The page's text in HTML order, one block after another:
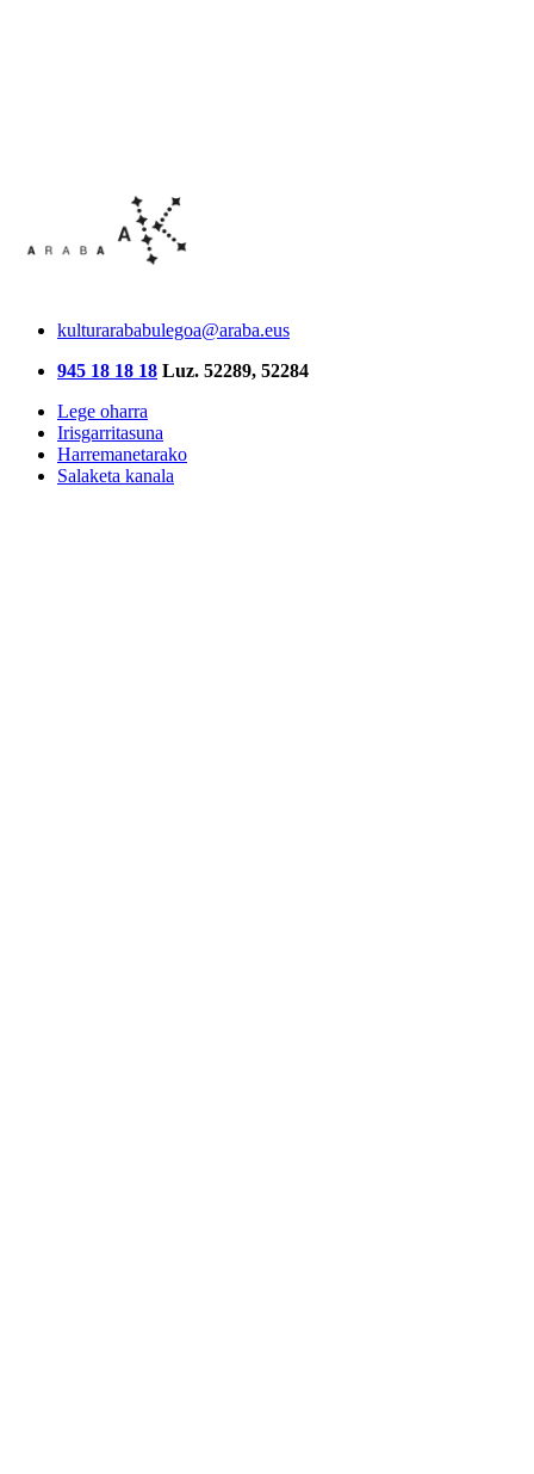
kulturarababulegoa@araba.eus
945 18 18 18 Luz. 52289, 52284
Lege oharra
Irisgarritasuna
Harremanetarako
Salaketa kanala